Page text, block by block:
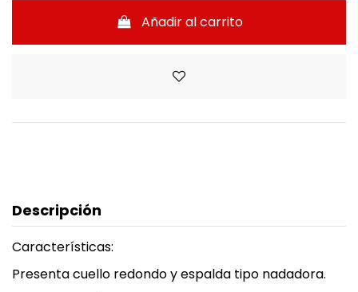
Añadir al carrito
Descripción
Características:
Presenta cuello redondo y espalda tipo nadadora.